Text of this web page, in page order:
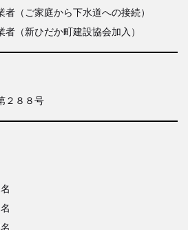
（ご家庭から下水道への接続）
（新ひだか町建設協会加入）
８８号